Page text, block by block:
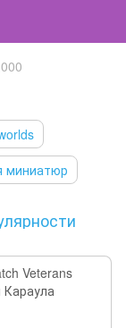
миниатюр